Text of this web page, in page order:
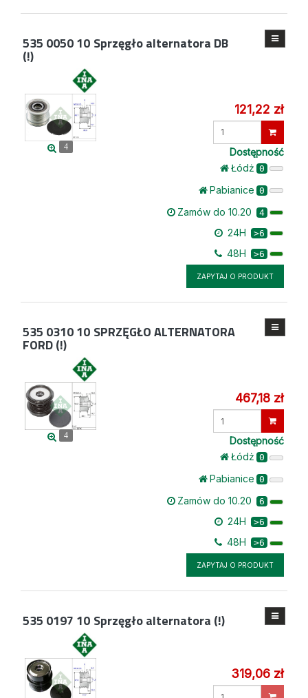
535 0050 10 Sprzęgło alternatora DB
(!)
4
121,22 zł
Wprowadź
Dostępność
Łódż 0
Pabianice 0
Zamów do 10.20 4
24H >6
48H >6
ZAPYTAJ O PRODUKT
535 0310 10 SPRZĘGŁO ALTERNATORA
FORD (!)
4
467,18 zł
Dostępność
Łódż 0
Pabianice 0
Zamów do 10.20 6
24H >6
48H >6
ZAPYTAJ O PRODUKT
535 0197 10 Sprzęgło alternatora (!)
319,06 zł